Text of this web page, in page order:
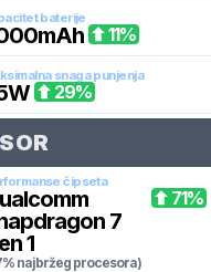
baterije
mAh 11%
snaga punjenja
W 29%
čipseta
7
1
najbržeg procesora)
71%